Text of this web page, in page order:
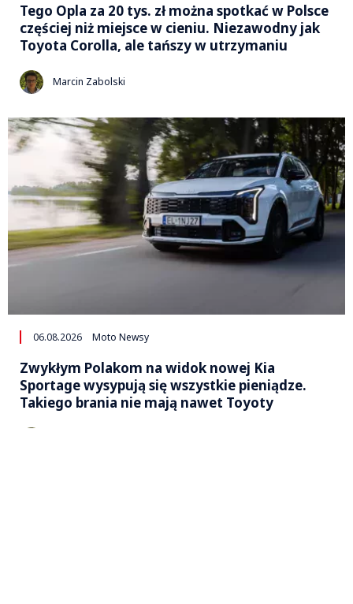
Tego Opla za 20 tys. zł można spotkać w Polsce
częściej niż miejsce w cieniu. Niezawodny jak
Toyota Corolla, ale tańszy w utrzymaniu
Marcin Zabolski
06.08.2026 Moto Newsy
Zwykłym Polakom na widok nowej Kia
Sportage wysypują się wszystkie pieniądze.
Takiego brania nie mają nawet Toyoty